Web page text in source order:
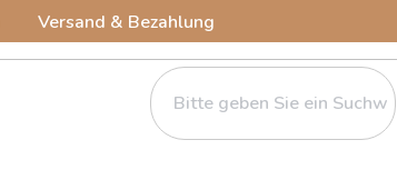
Versand & Bezahlung